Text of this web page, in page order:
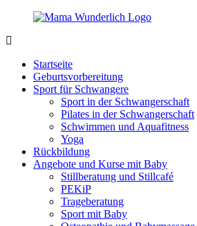
Zurück
Inhalt
sein
wunderbar!
Startseite
Geburtsvorbereitung
Sport für Schwangere
Sport in der Schwangerschaft
Pilates in der Schwangerschaft
Schwimmen und Aquafitness
Yoga
Rückbildung
Angebote und Kurse mit Baby
Stillberatung und Stillcafé
PEKiP
Trageberatung
Sport mit Baby